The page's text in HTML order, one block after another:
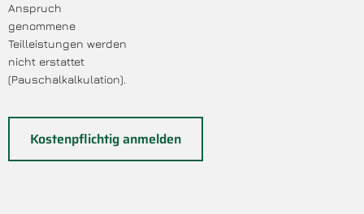
Anspruch
genommene
Teilleistungen werden
nicht erstattet
(Pauschalkalkulation).